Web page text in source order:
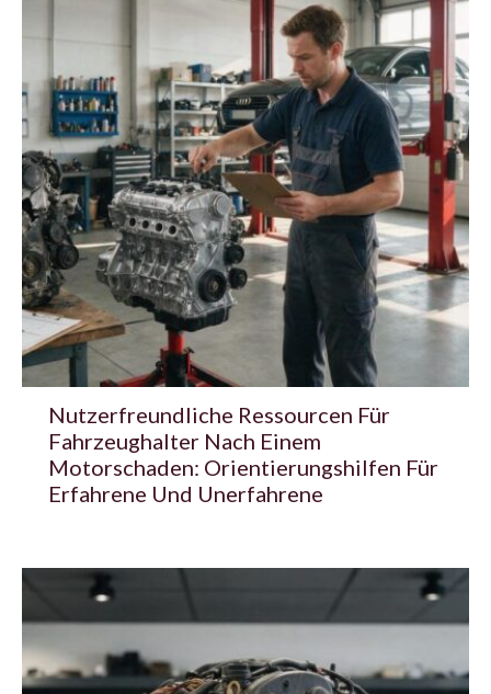
Nutzerfreundliche Ressourcen Für
Fahrzeughalter Nach Einem
Motorschaden: Orientierungshilfen Für
Erfahrene Und Unerfahrene